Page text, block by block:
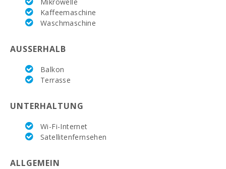
Krankenhaus Son
Espases Palma
de Mallorca (km):
Wochenmarkt in
Alcudia
sonntags)(km):
(km):
Supermarkt
EROSKY (m):
(km):
Kaffeemaschine
Waschmaschine
AUSSERHALB
Balkon
Terrasse
UNTERHALTUNG
Wi-Fi-Internet
Satellitenfernsehen
ALLGEMEIN